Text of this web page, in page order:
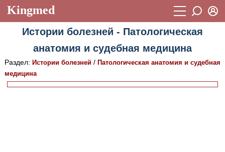
Kingmed
Учебный материал
Видеогалерея 899
Фотогалерея
Пароль
Истории болезней - Патологическая
анатомия и судебная медицина
Раздел: Истории болезней/ Патологическая анатомия и судебная
медицина